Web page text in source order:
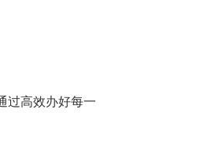
过高效办好每一